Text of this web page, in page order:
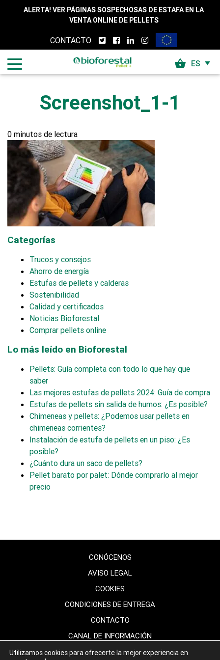
Skip to content
ALERTA! VER PÁGINAS SOSPECHOSAS DE ESTAFA EN LA
VENTA ONLINE DE PELLETS
CONTACTO
shopping_basket ES
Screenshot_1-1
0 minutos de lectura
Categorías
Trucos y consejos
Ahorro de energía
Estufas de pellets y calderas
Sostenibilidad
Calidad y certificados
Noticias Bioforestal
Comprar pellets online
Lo más leído en Bioforestal
Pellets: Guía completa con todo lo que hay que
saber
Las mejores estufas de pellets 2024: Guía de compra
Estufas de pellets sin salida de humos: ¿Es posible?
Chimeneas y pellets: ¿Podemos usar pellets en
chimeneas corrientes?
Instalación de estufa de pellets en un piso: ¿Es
posible?
¿Cuánto dura un saco de pellets?
Pellet barato por palet: Dónde comprarlo al mejor
precio
CONÓCENOS
AVISO LEGAL
COOKIES
CONDICIONES DE ENTREGA
CONTACTO
CANAL DE INFORMACIÓN
DESCARGAS
Utilizamos cookies para ofrecerte la mejor experiencia en